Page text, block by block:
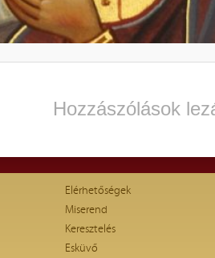
Hozzászólások
Elérhetőségek
Miserend
Keresztelés
Esküvő